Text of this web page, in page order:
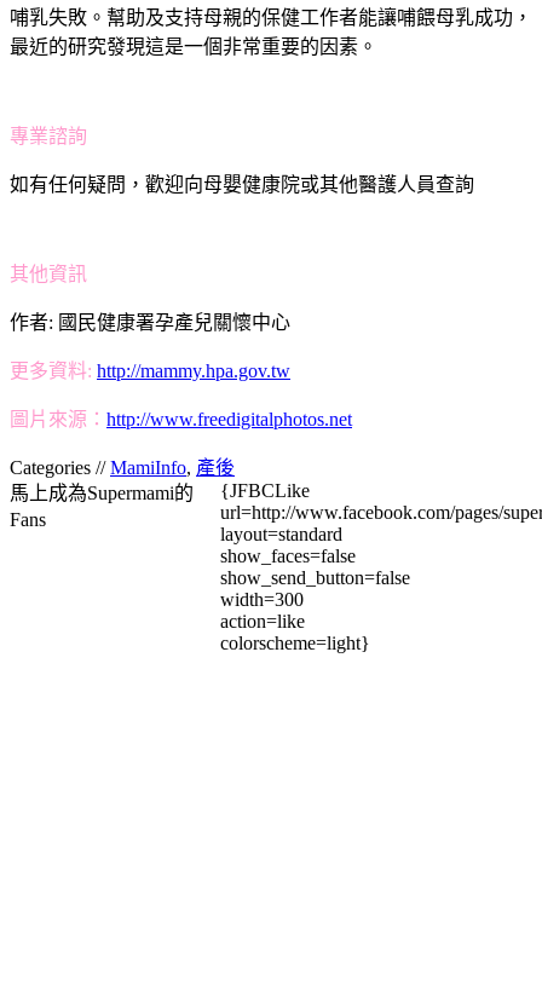
哺乳失敗。幫助及支持母親的保健工作者能讓哺餵母乳成功，
最近的研究發現這是一個非常重要的因素。
專業諮詢
如有任何疑問，歡迎向母嬰健康院或其他醫護人員查詢
其他資訊
作者: 國民健康署孕產兒關懷中心
更多資料: http://mammy.hpa.gov.tw
圖片來源： http://www.freedigitalphotos.net
Categories //MamiInfo, 產後
馬上成為Supermami的
Fans
{JFBCLike
url=http://www.facebook.com/pages/
layout=standard
show_faces=false
show_send_button=false
width=300
action=like
colorscheme=light}